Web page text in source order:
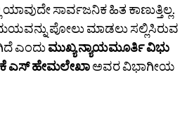
ಸಾರ್ವಜನಿಕ ಹಿತ ಕಾಣುತ್ತಿಲ್ಲ.
ಪೋಲು ಮಾಡಲು ಸಲ್ಲಿಸಿರುವ
ಎಂದು ಮುಖ್ಯ ನ್ಯಾಯಮೂರ್ತಿ ವಿಭು
ಎಸ್‌ ಹೇಮಲೇಖಾಅವರ ವಿಭಾಗೀಯ